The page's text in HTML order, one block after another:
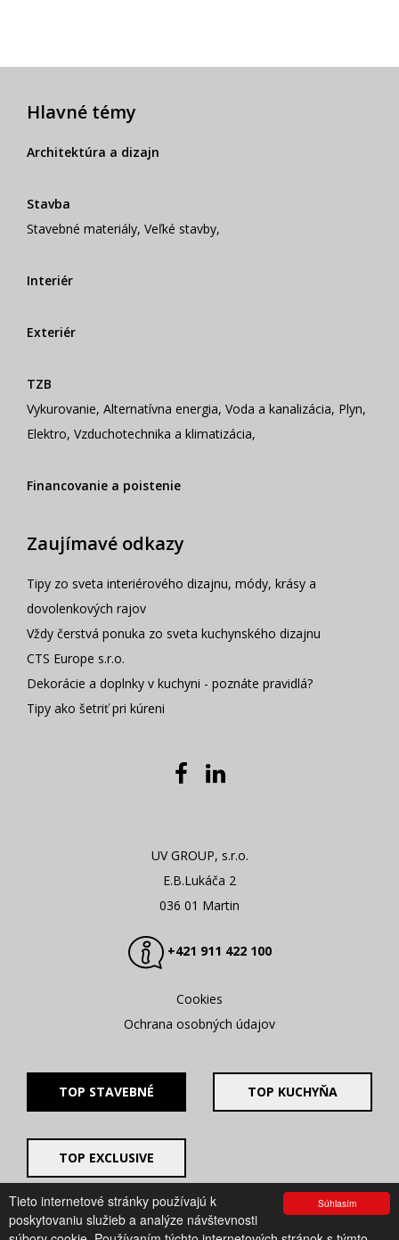
Súhlasím
Tieto internetové stránky používajú k
poskytovaniu služieb a analýze návštevnosti
Hlavné témy
Architektúra a dizajn
Stavba
Stavebné materiály, Veľké stavby,
Interiér
Exteriér
TZB
Vykurovanie, Alternatívna energia, Voda a kanalizácia, Plyn,
Elektro, Vzduchotechnika a klimatizácia,
Financovanie a poistenie
Zaujímavé odkazy
Tipy zo sveta interiérového dizajnu, módy, krásy a
dovolenkových rajov
Vždy čerstvá ponuka zo sveta kuchynského dizajnu
CTS Europe s.r.o.
Dekorácie a doplnky v kuchyni - poznáte pravidlá?
Tipy ako šetriť pri kúreni
UV GROUP, s.r.o.
E.B.Lukáča 2
036 01 Martin
+421 911 422 100
Cookies
Ochrana osobných údajov
TOP STAVEBNÉ TOP KUCHYŇA
TOP EXCLUSIVE
© 2008 - 2026. UV GROUP s.r.o. |
Created by CTS Europe
s.r.o.